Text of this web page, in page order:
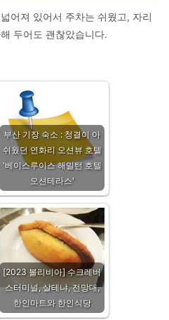
어져 있어서 주차는 쉬웠고, 자리
두어도 괜찮았습니다.
부산 기장 숙소 : 청결이 아
쉬웠던 연화리 오션뷰 호텔
'베이스루이스 해밀턴 호텔
오션테라스'
[2023 볼리비아] 수크레버
스터미널, 살테냐, 전망대,
한인마트와 한인식당